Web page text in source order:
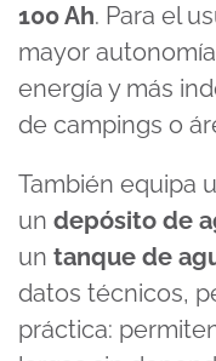
100 Ah. Para el
mayor
energía y más
de campings o
También equipa
un depósito de
un tanque de
datos técnicos,
práctica: